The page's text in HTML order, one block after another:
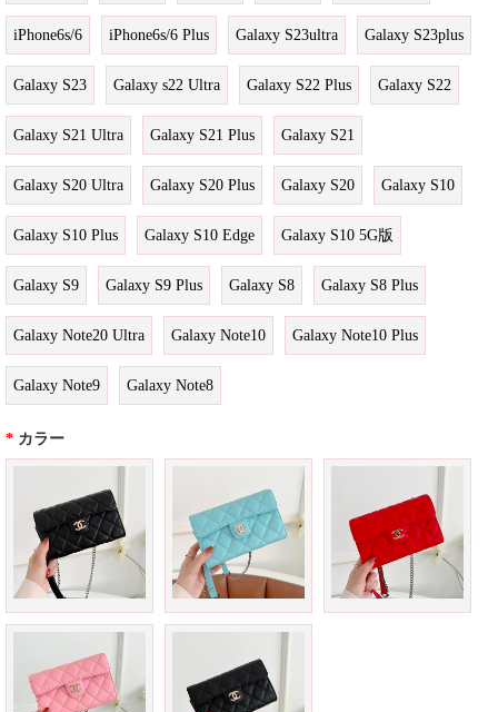
iPhone6s/6 iPhone6s/6 Plus Galaxy S23ultra Galaxy S23plus
Galaxy S23 Galaxy s22 Ultra Galaxy S22 Plus Galaxy S22
Galaxy S21 Ultra Galaxy S21 Plus Galaxy S21
Galaxy S20 Ultra Galaxy S20 Plus Galaxy S20 Galaxy S10
Galaxy S10 Plus Galaxy S10 Edge Galaxy S10 5G版
Galaxy S9 Galaxy S9 Plus Galaxy S8 Galaxy S8 Plus
Galaxy Note20 Ultra Galaxy Note10 Galaxy Note10 Plus
Galaxy Note9 Galaxy Note8
* カラー